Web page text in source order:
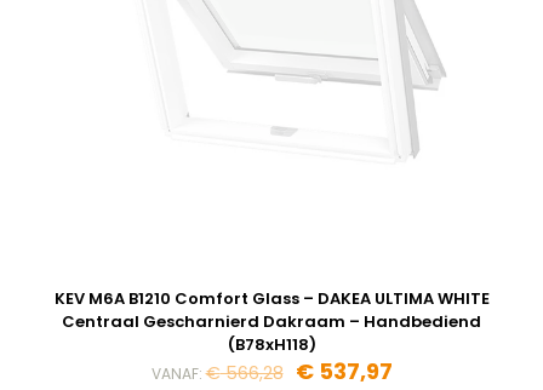
KEV M6A B1210 Comfort Glass – DAKEA ULTIMA WHITE
Centraal Gescharnierd Dakraam – Handbediend
(B78xH118)
VANAF:€566,28 €537,97